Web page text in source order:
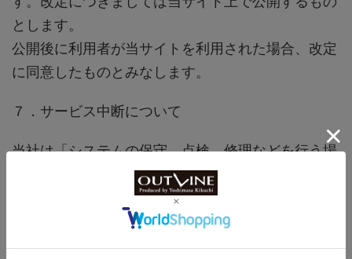
とします。
公開後に利用者が当サイトを利用された場合、改定
に同意したものとみなします。
７．サービス中断について
当社は「システムの保守、点検、修理などを行う場
合」、「火災・停電でサービスの提供ができなくな
った場合」、「何らかの災害でサービスの提供がで
きなくなった場合」、「その他何らかの理由でサー
ビスの提供ができなくなった場合」等、事前連絡な